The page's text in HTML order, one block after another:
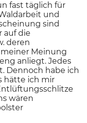
fast täglich für
und
sind
auf die
deren
Meinung
anliegt. Jedes
Dennoch habe ich
hätte ich mir
wären